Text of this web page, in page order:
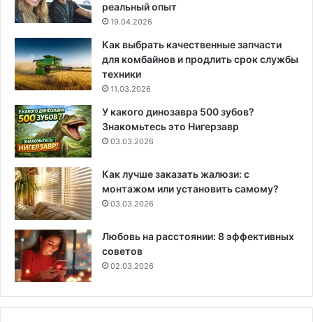
реальный опыт
19.04.2026
Как выбрать качественные запчасти
для комбайнов и продлить срок службы
техники
11.03.2026
У какого динозавра 500 зубов?
Знакомьтесь это Нигерзавр
03.03.2026
Как лучше заказать жалюзи: с
монтажом или установить самому?
03.03.2026
Любовь на расстоянии: 8 эффективных
советов
02.03.2026